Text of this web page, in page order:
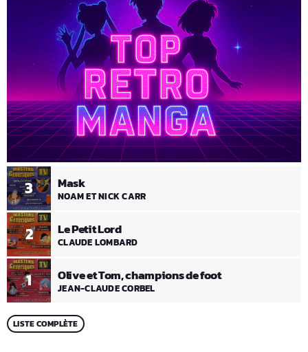
1 Olive et Tom, champions de foot
JEAN-CLAUDE CORBEL
2 Le Petit Lord
CLAUDE LOMBARD
3 Mask
NOAM ET NICK CARR
LISTE COMPLÈTE